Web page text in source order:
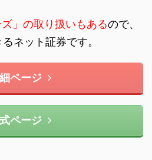
」の取り扱いもあるので、
ネット証券です。
ページ
ページ